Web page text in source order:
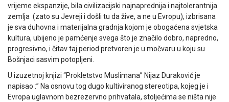
vrijeme ekspanzije, bila civilizacijski najnaprednija i najtolerantnija
zemlja (zato su Jevreji i došli tu da žive, a ne u Evropu), izbrisana
je sva duhovna i materijalna gradnja kojom je obogaćena svjetska
kultura, ubijeno je pamćenje svega što je značilo dobro, napredno,
progresivno, i čitav taj period pretvoren je u močvaru u koju su
Bošnjaci sasvim potopljeni.
U izuzetnoj knjizi “Prokletstvo Muslimana” Nijaz Duraković je
napisao :” Na osnovu tog dugo kultiviranog stereotipa, kojeg je i
Evropa uglavnom bezrezervno prihvatala, stoljećima se ništa nije